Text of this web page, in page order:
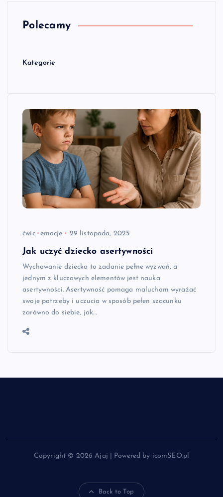
Polecamy
Kategorie
ćwic emocje 29 listopada, 2025
Jak uczyć dziecko asertywności
Wychowanie dziecka to zadanie pełne wyzwań, a
jednym z kluczowych elementów jest nauka
asertywności. Asertywność pomaga maluchom wyrażać
swoje potrzeby i uczucia w sposób pełen szacunku
zarówno do siebie, jak…
Copyright © 2026 Ajaj | Powered by icomSEO.pl
Back to Top